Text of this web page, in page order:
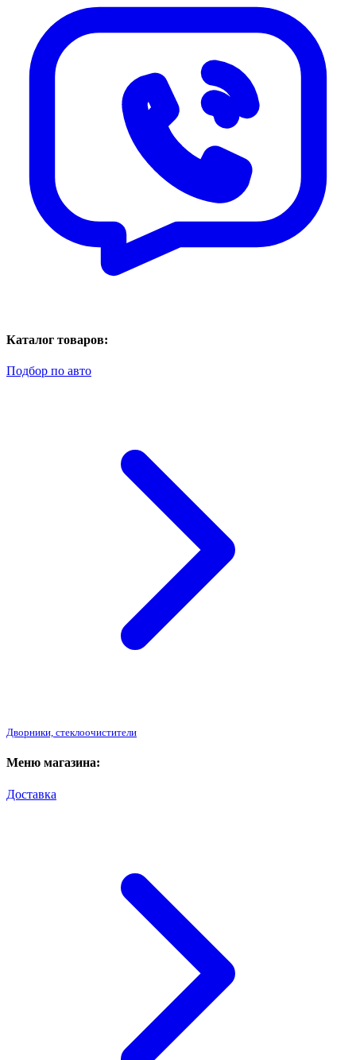
Каталог товаров:
Подбор по авто
Дворники, стеклоочистители
Меню магазина:
Доставка